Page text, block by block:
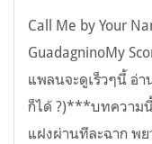
Call Me by Your
GuadagninoMy
แพลนจะดูเร็วๆนี้ อ่
ก็ได้ ?)***บทความนี้
แฝงผ่านทีละฉาก พ